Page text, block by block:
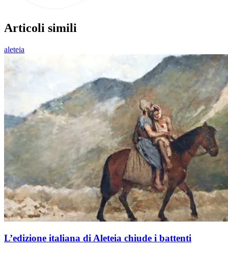
Articoli simili
aleteia
L’edizione italiana di Aleteia chiude i battenti